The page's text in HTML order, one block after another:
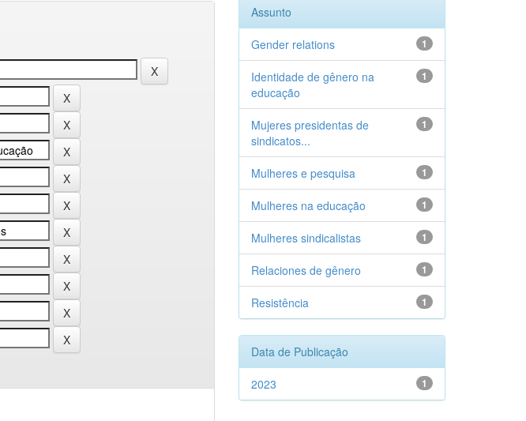
Assunto
1
Gender relations
1
Identidade de gênero na
educação
1
Mujeres presidentas de
sindicatos...
1
Mulheres e pesquisa
1
Mulheres na educação
1
Mulheres sindicalistas
1
Relaciones de gênero
1
Resistência
Data de Publicação
1
2023